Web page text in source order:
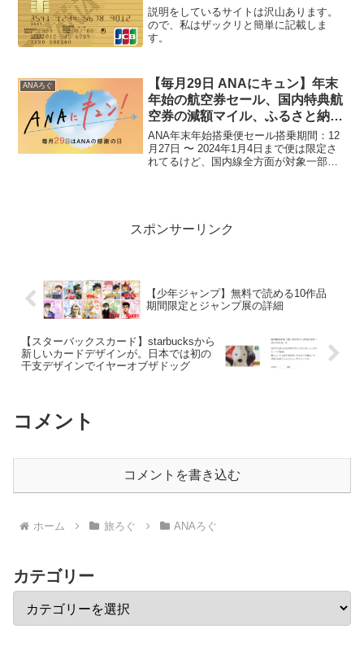
説明をしているサイトは沢山あります。
ので、私はザックリと簡単に記載しま
す。
ANAろぐ
【毎月29日 ANAにキュン】年末
年始の航空券セール、国内特典航
空券の減額マイル、ふるさと納税
など
ANA年末年始搭乗便セール搭乗期間：12
月27日 〜 2024年1月4日まで便は限定さ
れてるけど、国内線全方面が対象一部は
スポンサーリンク
【少年ジャンプ】無料で読める10作品
期間限定とジャンプ展の詳細
【スターバックスカード】starbucksから
新しいカードデザインが。日本では初の
干支デザインでイヤーオブザドッグ
コメント
コメントを書き込む
ホーム 旅ろぐ ANAろぐ
カテゴリー